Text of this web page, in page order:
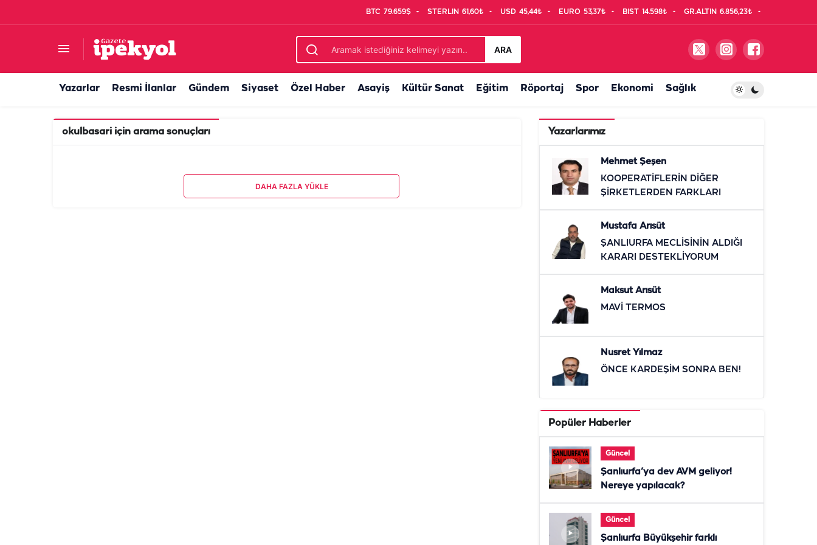
BTC 79.659$ STERLIN 61,60₺ USD 45,44₺ EURO 53,37₺ BIST 14.598₺ GR.ALTIN 6.856,23₺
ARA
Yazarlar Resmi İlanlar Gündem Siyaset Özel Haber Asayiş Kültür Sanat Eğitim Röportaj Spor Ekonomi Sağlık
okulbasari için arama sonuçları
DAHA FAZLA YÜKLE
Yazarlarımız
Mehmet Şeşen
KOOPERATİFLERİN DİĞER
ŞİRKETLERDEN FARKLARI
Mustafa Arısüt
ŞANLIURFA MECLİSİNİN ALDIĞI
KARARI DESTEKLİYORUM
Maksut Arısüt
MAVİ TERMOS
Nusret Yılmaz
ÖNCE KARDEŞİM SONRA BEN!
Popüler Haberler
Güncel
Şanlıurfa’ya dev AVM geliyor!
Nereye yapılacak?
Güncel
Şanlıurfa Büyükşehir farklı